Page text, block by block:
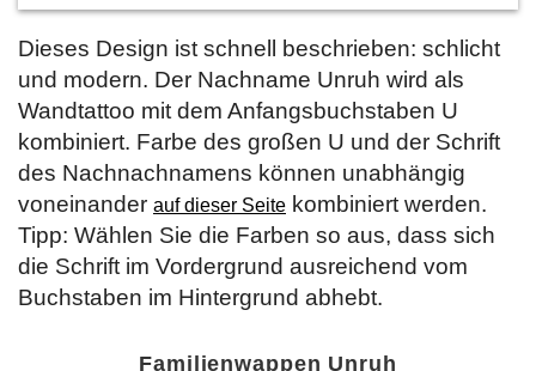
Dieses Design ist schnell beschrieben: schlicht
und modern. Der Nachname Unruh wird als
Wandtattoo mit dem Anfangsbuchstaben U
kombiniert. Farbe des großen U und der Schrift
des Nachnachnamens können unabhängig
voneinander auf dieser Seite kombiniert werden.
Tipp: Wählen Sie die Farben so aus, dass sich
die Schrift im Vordergrund ausreichend vom
Buchstaben im Hintergrund abhebt.
Familienwappen Unruh